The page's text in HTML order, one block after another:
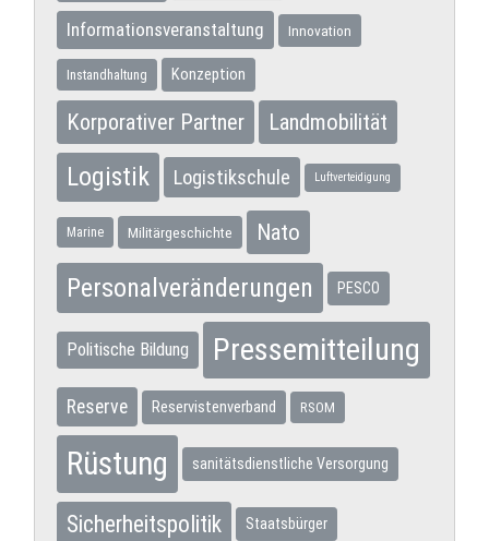
Informationsveranstaltung Innovation
Instandhaltung Konzeption
Korporativer Partner Landmobilität
Logistik Logistikschule Luftverteidigung
Marine Militärgeschichte Nato
Personalveränderungen PESCO
Politische Bildung Pressemitteilung
Reserve Reservistenverband RSOM
Rüstung sanitätsdienstliche Versorgung
Sicherheitspolitik Staatsbürger